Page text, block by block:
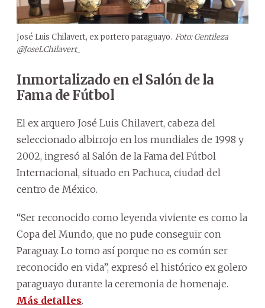
José Luis Chilavert, ex portero paraguayo. Foto: Gentileza
@JoseLChilavert_
Inmortalizado en el Salón de la
Fama de Fútbol
El ex arquero José Luis Chilavert, cabeza del
seleccionado albirrojo en los mundiales de 1998 y
2002, ingresó al Salón de la Fama del Fútbol
Internacional, situado en Pachuca, ciudad del
centro de México.
“Ser reconocido como leyenda viviente es como la
Copa del Mundo, que no pude conseguir con
Paraguay. Lo tomo así porque no es común ser
reconocido en vida”, expresó el histórico ex golero
paraguayo durante la ceremonia de homenaje.
Más detalles.